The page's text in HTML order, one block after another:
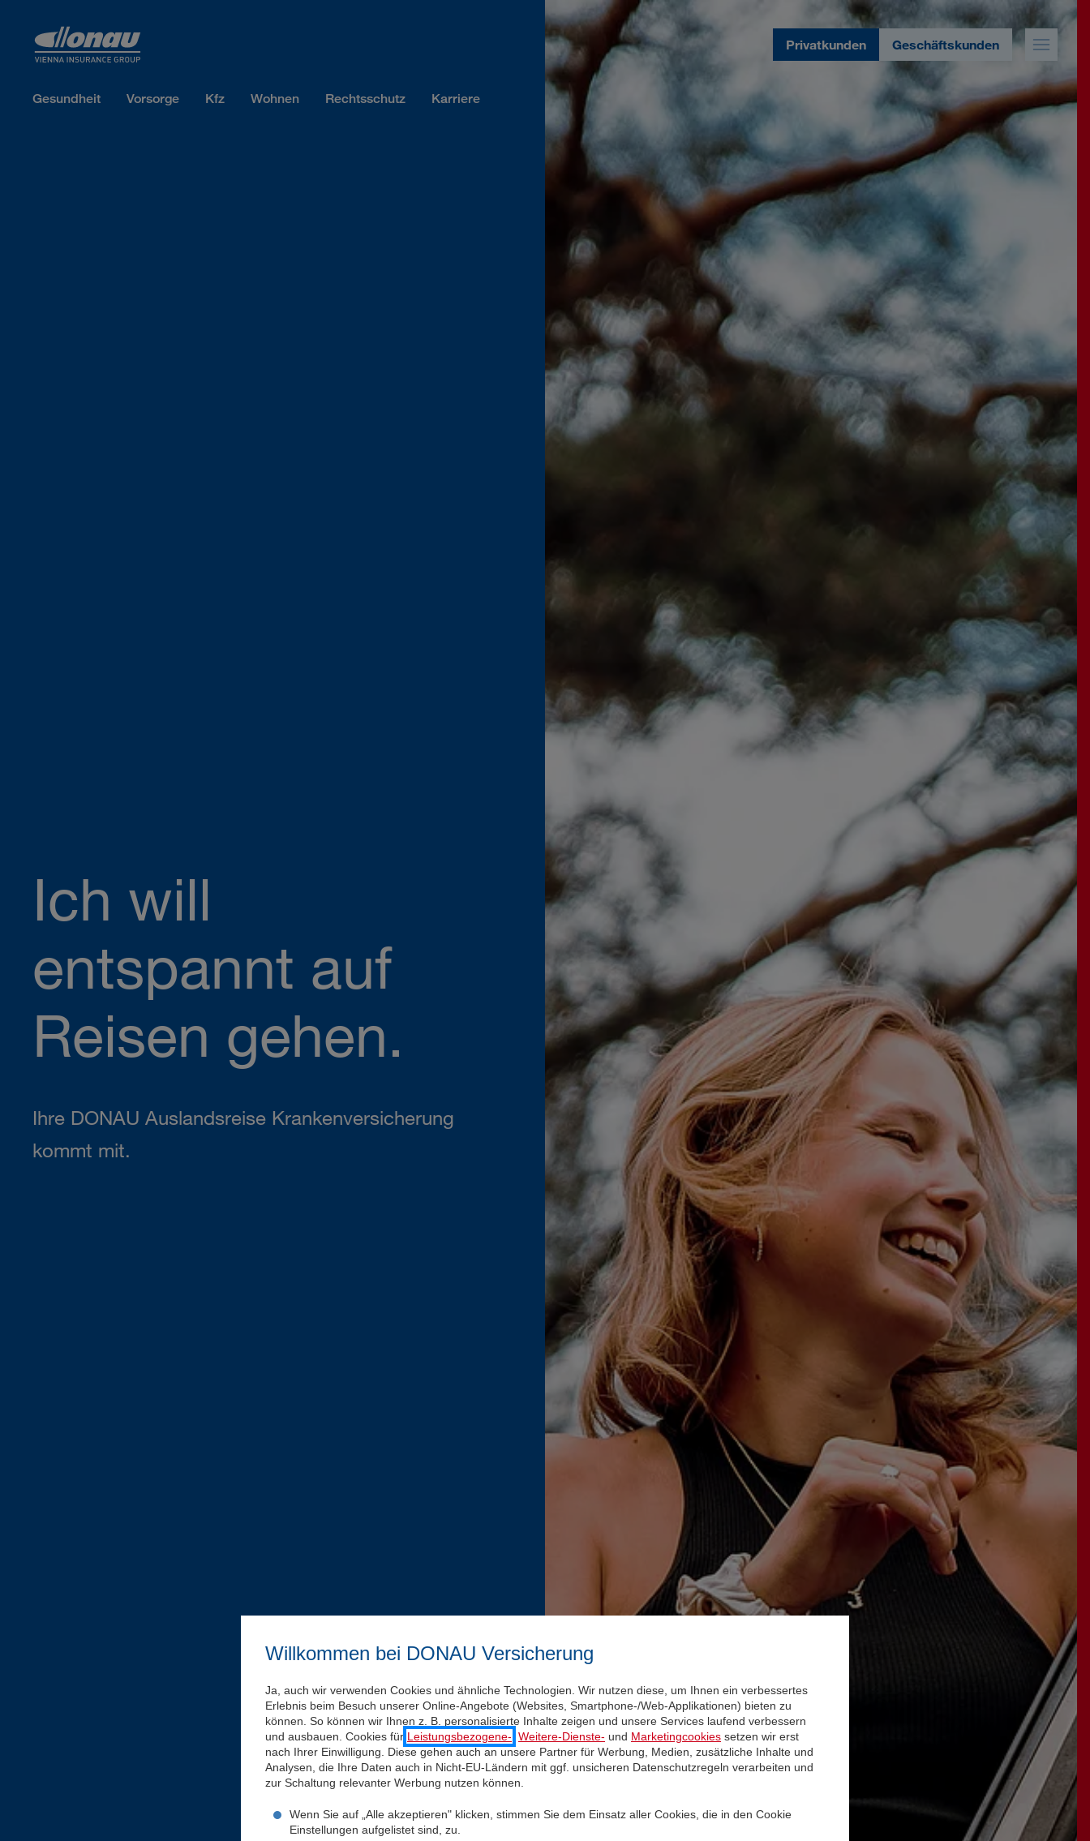
Willkommen bei DONAU Versicherung
Ja, auch wir verwenden Cookies und ähnliche Technologien. Wir nutzen diese, um Ihnen ein verbessertes
Erlebnis beim Besuch unserer Online-Angebote (Websites, Smartphone-/Web-Applikationen) bieten zu
können. So können wir Ihnen z. B. personalisierte Inhalte zeigen und unsere Services laufend verbessern
und ausbauen. Cookies für Leistungsbezogene- Weitere-Dienste- und Marketingcookies setzen wir erst
nach Ihrer Einwilligung. Diese gehen auch an unsere Partner für Werbung, Medien, zusätzliche Inhalte und
Analysen, die Ihre Daten auch in Nicht-EU-Ländern mit ggf. unsicheren Datenschutzregeln verarbeiten und
zur Schaltung relevanter Werbung nutzen können.
Wenn Sie auf „Alle akzeptieren" klicken, stimmen Sie dem Einsatz aller Cookies, die in den Cookie
Einstellungen aufgelistet sind, zu.
Privatkunden Geschäftskunden
Gesundheit Vorsorge Kfz Wohnen Rechtsschutz Karriere
Ich will
entspannt auf
Reisen gehen.
Ihre DONAU Auslandsreise Krankenversicherung
kommt mit.